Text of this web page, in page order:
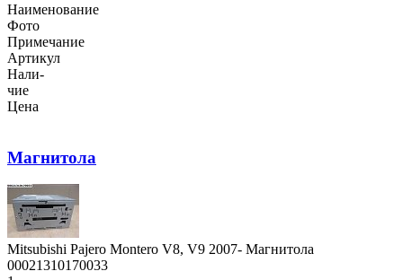
Наименование
Фото
Примечание
Артикул
Нали-
чие
Цена
Магнитола
Mitsubishi Pajero Montero V8, V9 2007- Магнитола
00021310170033